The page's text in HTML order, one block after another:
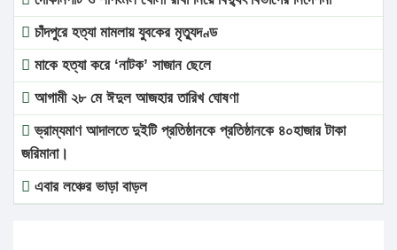
চাঁদপুরে হত্যা মামলায় যুবকের মৃত্যুদণ্ড
মাকে হত্যা করে ‘নাটক’ সাজান ছেলে
আগামী ২৮ মে ঈদুল আজহার তারিখ ঘোষণা
ভ্রাম্যমাণ আদালতে দুইটি প্রতিষ্ঠানকে প্রতিষ্ঠানকে ৪০হাজার টাকা
জরিমানা।
এবার লঞ্চের ভাড়া বাড়ল